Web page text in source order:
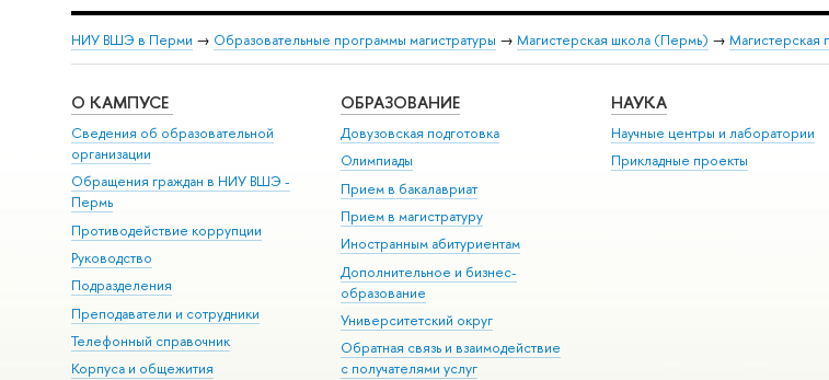
НИУ ВШЭ в Перми → Образовательные программы магистратуры → Магистерская школа (Пермь) → Магистерская
О КАМПУСЕ
Сведения об образовательной
организации
Обращения граждан в НИУ ВШЭ -
Пермь
Противодействие коррупции
Руководство
Подразделения
Преподаватели и сотрудники
Телефонный справочник
Корпуса и общежития
ОБРАЗОВАНИЕ
Довузовская подготовка
Олимпиады
Прием в бакалавриат
Прием в магистратуру
Иностранным абитуриентам
Дополнительное и бизнес-
образование
Университетский округ
Обратная связь и взаимодействие
с получателями услуг
НАУКА
Научные центры и лаборатории
Прикладные проекты